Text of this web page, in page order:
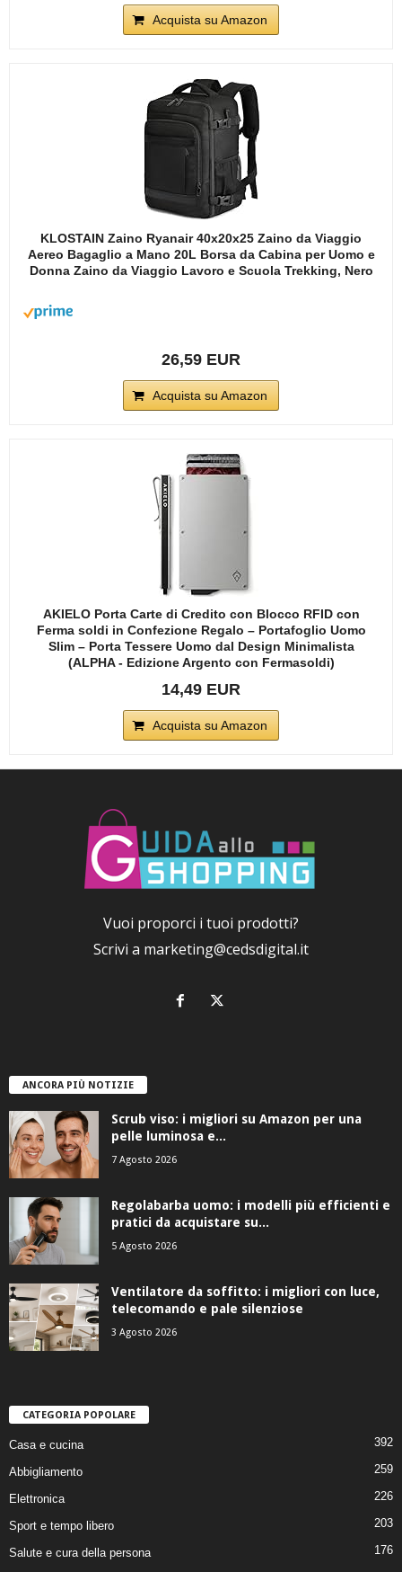
Acquista su Amazon
KLOSTAIN Zaino Ryanair 40x20x25 Zaino da Viaggio
Aereo Bagaglio a Mano 20L Borsa da Cabina per Uomo e
Donna Zaino da Viaggio Lavoro e Scuola Trekking, Nero
26,59 EUR
Acquista su Amazon
AKIELO Porta Carte di Credito con Blocco RFID con
Ferma soldi in Confezione Regalo – Portafoglio Uomo
Slim – Porta Tessere Uomo dal Design Minimalista
(ALPHA - Edizione Argento con Fermasoldi)
14,49 EUR
Acquista su Amazon
Vuoi proporci i tuoi prodotti?
Scrivi a marketing@cedsdigital.it
ANCORA PIÙ NOTIZIE
Scrub viso: i migliori su Amazon per una
pelle luminosa e...
7 Agosto 2026
Regolabarba uomo: i modelli più efficienti e
pratici da acquistare su...
5 Agosto 2026
Ventilatore da soffitto: i migliori con luce,
telecomando e pale silenziose
3 Agosto 2026
CATEGORIA POPOLARE
Casa e cucina 392
Abbigliamento 259
Elettronica 226
Sport e tempo libero 203
Salute e cura della persona
176